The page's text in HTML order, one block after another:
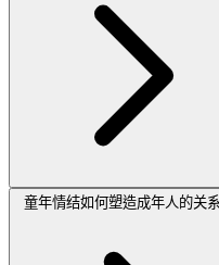
童年情结如何塑造成年人的关